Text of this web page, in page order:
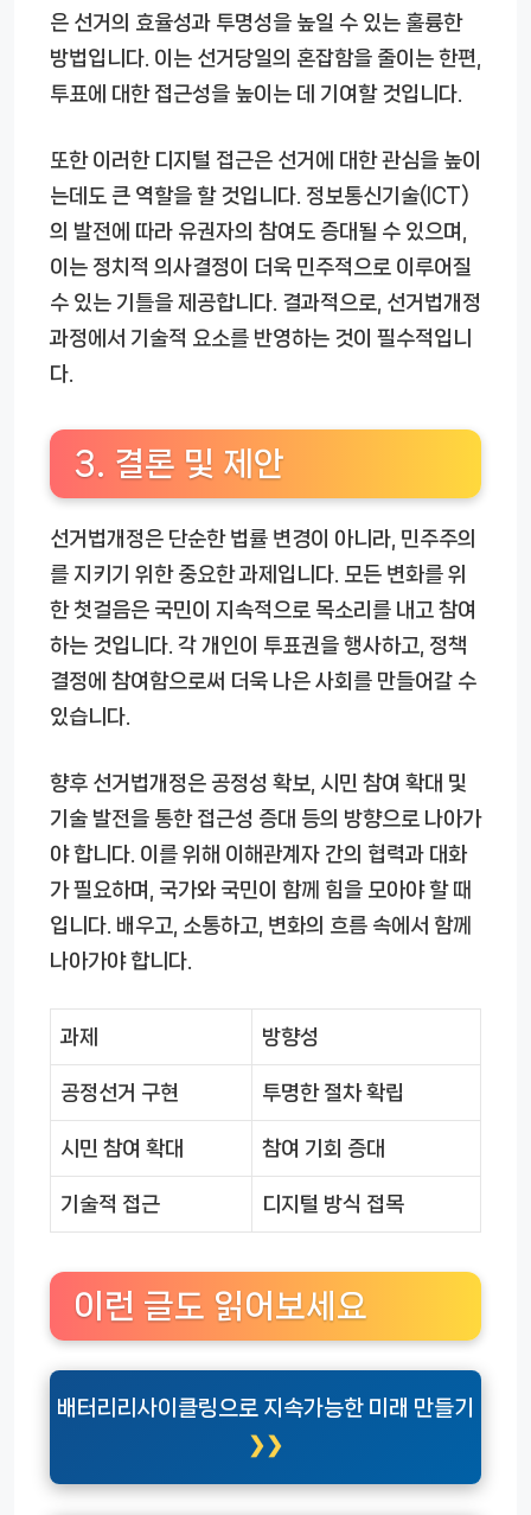
은 선거의 효율성과 투명성을 높일 수 있는 훌륭한
방법입니다. 이는 선거당일의 혼잡함을 줄이는 한편,
투표에 대한 접근성을 높이는 데 기여할 것입니다.
또한 이러한 디지털 접근은 선거에 대한 관심을 높이
는데도 큰 역할을 할 것입니다. 정보통신기술(ICT)
의 발전에 따라 유권자의 참여도 증대될 수 있으며,
이는 정치적 의사결정이 더욱 민주적으로 이루어질
수 있는 기틀을 제공합니다. 결과적으로, 선거법개정
과정에서 기술적 요소를 반영하는 것이 필수적입니
다.
3. 결론 및 제안
선거법개정은 단순한 법률 변경이 아니라, 민주주의
를 지키기 위한 중요한 과제입니다. 모든 변화를 위
한 첫걸음은 국민이 지속적으로 목소리를 내고 참여
하는 것입니다. 각 개인이 투표권을 행사하고, 정책
결정에 참여함으로써 더욱 나은 사회를 만들어갈 수
있습니다.
향후 선거법개정은 공정성 확보, 시민 참여 확대 및
기술 발전을 통한 접근성 증대 등의 방향으로 나아가
야 합니다. 이를 위해 이해관계자 간의 협력과 대화
가 필요하며, 국가와 국민이 함께 힘을 모아야 할 때
입니다. 배우고, 소통하고, 변화의 흐름 속에서 함께
나아가야 합니다.
과제 방향성
공정선거 구현 투명한 절차 확립
시민 참여 확대 참여 기회 증대
기술적 접근 디지털 방식 접목
이런 글도 읽어보세요
배터리리사이클링으로 지속가능한 미래 만들기